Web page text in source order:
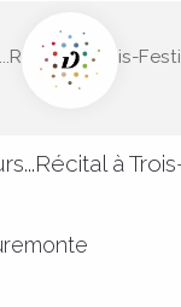
à Trois-
à